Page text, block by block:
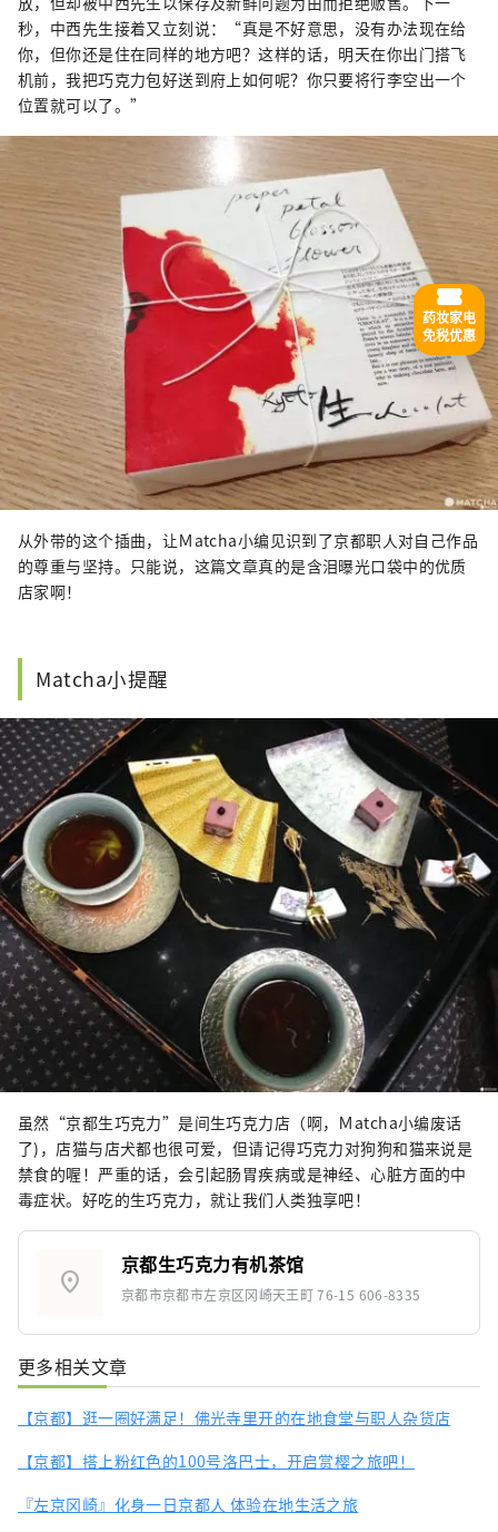
秒，中西先生接着又立刻说：“真是不好意思，没有办法现在给
你，但你还是住在同样的地方吧？这样的话，明天在你出门搭飞
机前，我把巧克力包好送到府上如何呢？你只要将行李空出一个
位置就可以了。”
从外带的这个插曲，让Ｍatcha小编见识到了京都职人对自己作品
的尊重与坚持。只能说，这篇文章真的是含泪曝光口袋中的优质
店家啊！
Matcha小提醒
虽然“京都生巧克力”是间生巧克力店（啊，Ｍatcha小编废话
了)，店猫与店犬都也很可爱，但请记得巧克力对狗狗和猫来说是
禁食的喔！严重的话，会引起肠胃疾病或是神经、心脏方面的中
毒症状。好吃的生巧克力，就让我们人类独享吧！
location_on
京都生巧克力有机茶馆
京都市京都市左京区冈崎天王町 76-15 606-8335
更多相关文章
【京都】逛一圈好满足！佛光寺里开的在地食堂与职人杂货店
【京都】搭上粉红色的100号洛巴士，开启赏樱之旅吧！
『左京冈崎』化身一日京都人 体验在地生活之旅
药妆家电
免税优惠